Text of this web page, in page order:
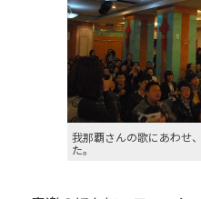
我那覇さんの歌にあわせ
た。